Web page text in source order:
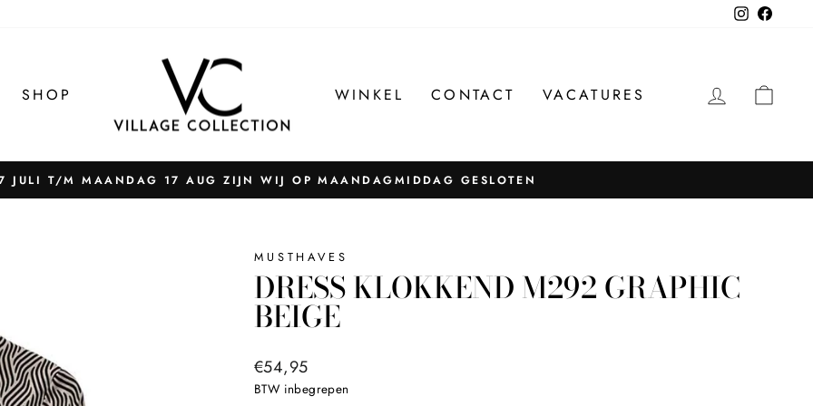
Instagram
SHOP WINKEL CONTACT VACATURES
Pauzeer
JULI T/M MAANDAG 17 AUG ZIJN WIJ OP MAANDAGMIDDAG GESLOTEN
MUSTHAVES
DRESS KLOKKEND M292 GRAPHIC
BEIGE
Normale
prijs
€54,95
BTW inbegrepen